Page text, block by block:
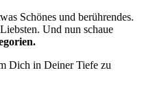
Schönes und berührendes.
Und nun schaue
Dich in Deiner Tiefe zu